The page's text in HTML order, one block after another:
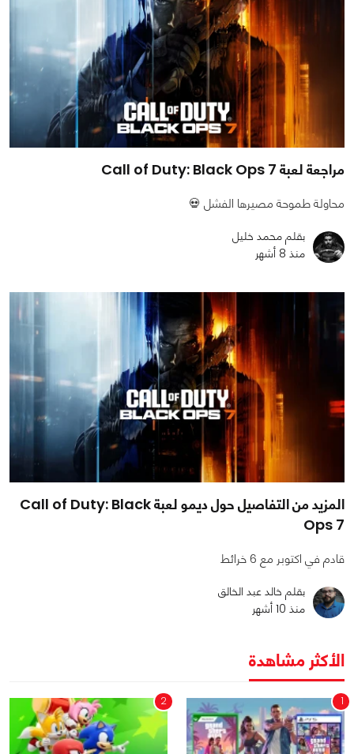
مراجعة لعبة Call of Duty: Black Ops 7
محاولة طموحة مصيرها الفشل 💀
بقلم محمد خليل
منذ 8 أشهر
المزيد من التفاصيل حول ديمو لعبة Call of Duty: Black
Ops 7
قادم في اكتوبر مع 6 خرائط
بقلم خالد عبد الخالق
منذ 10 أشهر
الأكثر مشاهدة
1
2